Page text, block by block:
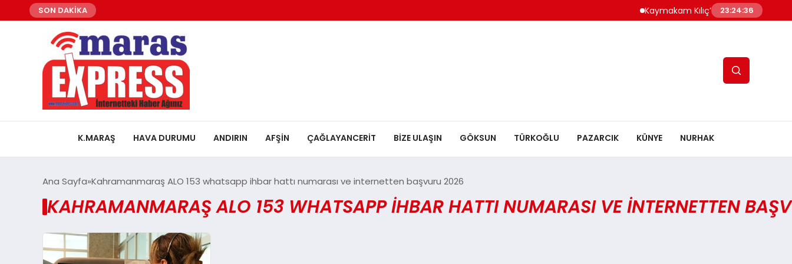
SON DAKİKA Kaymakam Kılıç’tan Kaymakam
23:24:36
K.MARAŞ HAVA DURUMU ANDIRIN AFŞİN ÇAĞLAYANCERİT BİZE ULAŞIN GÖKSUN TÜRKOĞLU PAZARCIK KÜNYE NURHAK
Ana Sayfa Kahramanmaraş ALO 153 whatsapp ihbar hattı numarası ve internetten başvuru 2026
KAHRAMANMARAŞ ALO 153 WHATSAPP IHBAR HATTI NUMARASI VE INTERNETTEN